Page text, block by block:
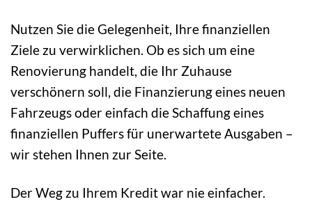
Nutzen Sie die Gelegenheit, Ihre finanziellen
Ziele zu verwirklichen. Ob es sich um eine
Renovierung handelt, die Ihr Zuhause
verschönern soll, die Finanzierung eines neuen
Fahrzeugs oder einfach die Schaffung eines
finanziellen Puffers für unerwartete Ausgaben –
wir stehen Ihnen zur Seite.
Der Weg zu Ihrem Kredit war nie einfacher.